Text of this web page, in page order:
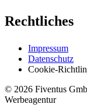
Rechtliches
Impressum
Datenschutz
Cookie-
© 2026 Fiventus
Werbeagentur